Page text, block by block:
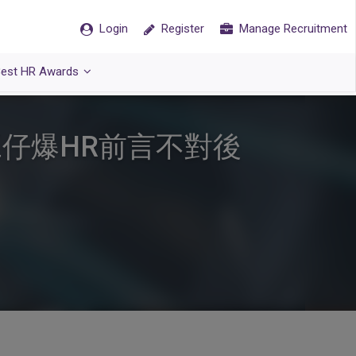
Login Register Manage Recruitment
HR Awards
爆HR前言不對後